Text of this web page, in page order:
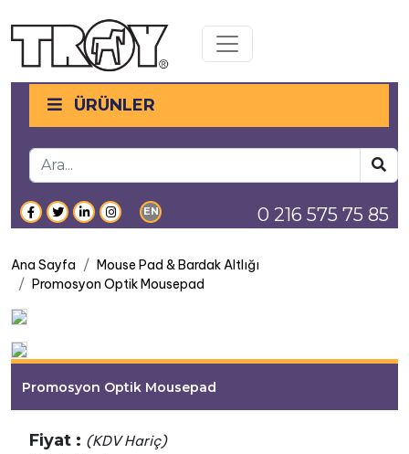
Toggle navigation
ÜRÜNLER
EN 0 216 575 75 85
Ana Sayfa
Mouse Pad & Bardak Altlığı
Promosyon Optik Mousepad
Promosyon Optik Mousepad
Fiyat : (KDV Hariç)